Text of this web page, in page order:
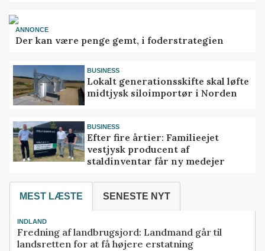
ANNONCE
Der kan være penge gemt, i foderstrategien
BUSINESS
Lokalt generationsskifte skal løfte
midtjysk siloimportør i Norden
BUSINESS
Efter fire årtier: Familieejet
vestjysk producent af
staldinventar får ny medejer
MEST LÆSTE SENESTE NYT
INDLAND
Fredning af landbrugsjord: Landmand går til
landsretten for at få højere erstatning